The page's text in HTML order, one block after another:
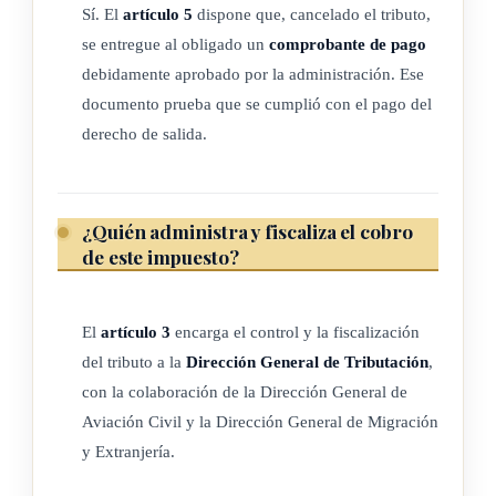
Hacienda trasladará tres dólares estadounidenses con
cincuenta centavos (US$3,50), que distribuirá de la siguiente
manera: el diez por ciento (10%) a las federaciones y
confederaciones de municipalidades de la provincia de
Guanacaste; el treinta y ocho coma seis por ciento (38,6%) a
iguales, entre las demás municipalidades de la provincia de
Guanacaste; para ello, depositará tales recursos en cuentas
salarios ni gastos administrativos. Los cantones de la
Sí. El artículo 5 dispone que, cancelado el tributo,
se entregue al obligado un comprobante de pago
debidamente aprobado por la administración. Ese
documento prueba que se cumplió con el pago del
derecho de salida.
¿Quién administra y fiscaliza el cobro
de este impuesto?
El artículo 3 encarga el control y la fiscalización
del tributo a la Dirección General de Tributación,
con la colaboración de la Dirección General de
Aviación Civil y la Dirección General de Migración
y Extranjería.